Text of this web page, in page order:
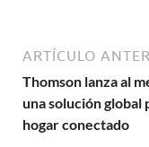
ARTÍCULO
Thomson lanza al
una solución global
hogar conectado